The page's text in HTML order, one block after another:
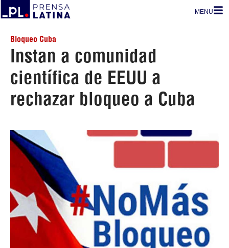
MENU
Bloqueo Cuba
Instan a comunidad
científica de EEUU a
rechazar bloqueo a Cuba